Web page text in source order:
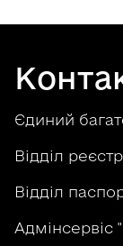
Єдиний
Відділ
Відділ
Адмінсервіс